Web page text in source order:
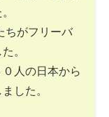
ちがフリーバ
。
人の日本から
した。